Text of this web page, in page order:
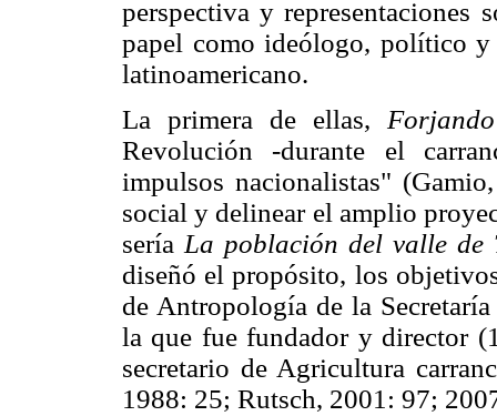
perspectiva y representaciones
papel como ideólogo, político
latinoamericano.
La primera de ellas,
Revolución -durante el
impulsos nacionalistas"
social y delinear el amplio
sería La población del valle de
diseñó el propósito, los
de Antropología de la
la que fue fundador y director
secretario de Agricultura
1988: 25; Rutsch, 2001: 97;